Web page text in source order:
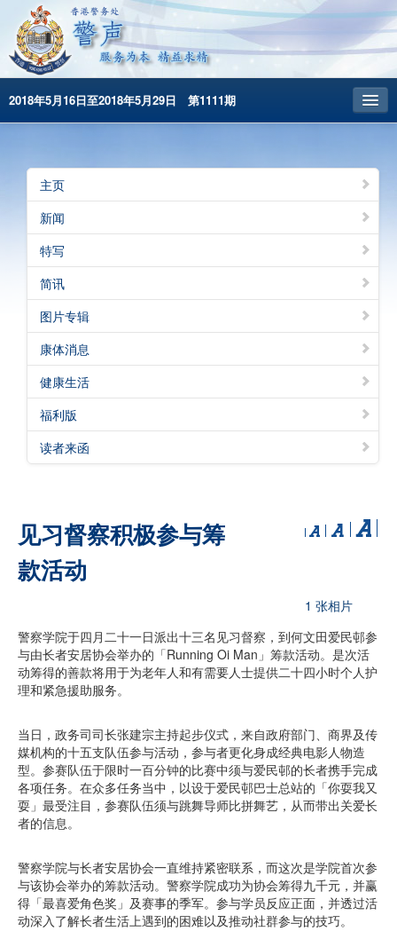
2018年5月16日至2018年5月29日 第1111期
昔日警声
警务处主页
繁體版
English
主页
新闻
特写
简讯
图片专辑
康体消息
健康生活
福利版
读者来函
见习督察积极参与筹
款活动
1 张相片
警察学院于四月二十一日派出十三名见习督察，到何文田爱民邨参
与由长者安居协会举办的「Running Oi Man」筹款活动。是次活
动筹得的善款将用于为老年人和有需要人士提供二十四小时个人护
理和紧急援助服务。
当日，政务司司长张建宗主持起步仪式，来自政府部门、商界及传
媒机构的十五支队伍参与活动，参与者更化身成经典电影人物造
型。参赛队伍于限时一百分钟的比赛中须与爱民邨的长者携手完成
各项任务。在众多任务当中，以设于爱民邨巴士总站的「你耍我又
耍」最受注目，参赛队伍须与跳舞导师比拼舞艺，从而带出关爱长
者的信息。
警察学院与长者安居协会一直维持紧密联系，而这次是学院首次参
与该协会举办的筹款活动。警察学院成功为协会筹得九千元，并赢
得「最喜爱角色奖」及赛事的季军。参与学员反应正面，并透过活
动深入了解长者生活上遇到的困难以及推动社群参与的技巧。